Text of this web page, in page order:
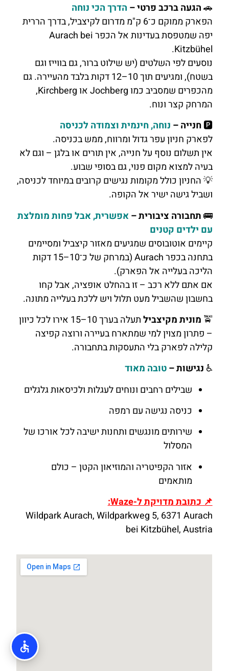
🚗הגעה ברכב פרטי – הדרך הכי נוחה
הפארק ממוקם כ־6 ק"מ מדרום לקיצביל, בדרך הררית
יפה שמטפסת בעדינות אל הכפר Aurach bei
Kitzbühel.
נוסעים לפי השלטים (יש שילוט ברור, גם בווייז וגם
בשטח), ומגיעים תוך 10–12 דקות בלבד מהעיירה. גם
מהכפרים שמסביב כמו Jochberg או Kirchberg,
המרחק קצר ונוח.
🅿️חנייה – נוחה, חינמית וצמודה לכניסה
לפארק חניון עפר גדול ומרווח, ממש בכניסה.
אין תשלום נוסף על חנייה, אין תורים או בלגן – וגם לא
בעיה למצוא מקום פנוי, גם בסופי שבוע.
💡 החניון כולל מקומות נגישים קרובים במיוחד לכניסה,
ושביל גישה ישיר אל הקופה.
🚌תחבורה ציבורית –אפשרית, אבל פחות מומלצת
עם ילדים קטנים
קיימים אוטובוסים שמגיעים מאזור קיצביל ומסיימים
בתחנה בכפר Aurach (במרחק של כ־10–15 דקות
הליכה בעלייה אל הפארק).
אם אתם ללא רכב – זו בהחלט אופציה, אבל קחו
בחשבון שהשביל מעט תלול ויש ללכת בעלייה מתונה.
🚖 מונית מקיצביל
תעלה בערך 10–15 אירו לכל כיוון
– פתרון מצוין למי שמתארח בעיירה ורוצה קפיצה
קלילה לפארק בלי התעסקות בתחבורה.
♿ נגישות –טובה מאוד
שבילים רחבים ונוחים לעגלות ולכיסאות גלגלים
כניסה נגישה עם רמפה
שירותים מונגשים ותחנות ישיבה לכל אורכו של
המסלול
אזור הקפיטריה והמוזיאון הקטן – כולם
מותאמים
📌 כתובת מדויקת ל-Waze:
Wildpark Aurach, Wildparkweg 5, 6371 Aurach
bei Kitzbühel, Austria